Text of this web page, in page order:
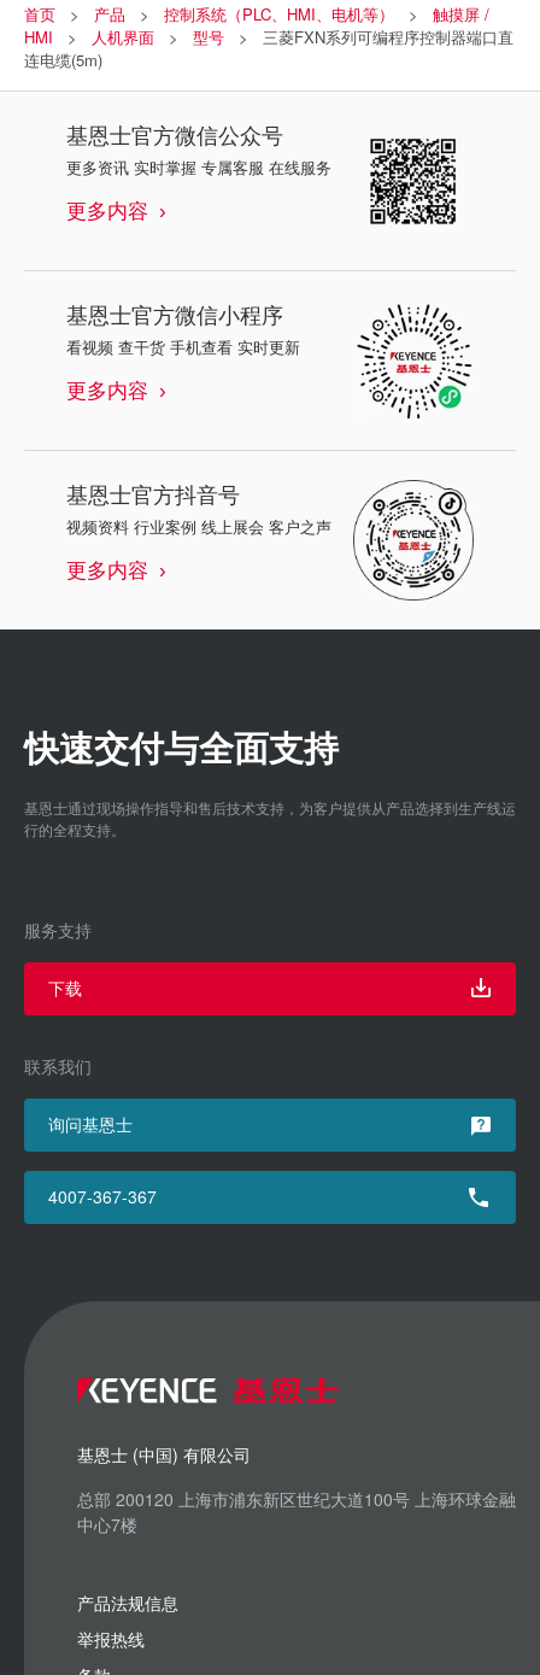
首页 产品 控制系统（PLC、HMI、电机等）
触摸屏 /
HMI
人机界面 型号
三菱FXN系列可编程序控制器端口直
连电缆(5m)
基恩士官方微信公众号
更多资讯 实时掌握 专属客服 在线服务
更多内容
基恩士官方微信小程序
看视频 查干货 手机查看 实时更新
更多内容
基恩士官方抖音号
视频资料 行业案例 线上展会 客户之声
更多内容
快速交付与全面支持
基恩士通过现场操作指导和售后技术支持，为客户提供从产品选择到生产线运
行的全程支持。
服务支持
下载
联系我们
询问基恩士
4007-367-367
基恩士 (中国) 有限公司
总部 200120 上海市浦东新区世纪大道100号 上海环球金融
中心7楼
产品法规信息
举报热线